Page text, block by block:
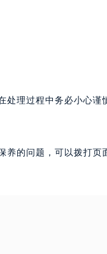
处理过程中务必小心谨
养的问题，可以拨打页